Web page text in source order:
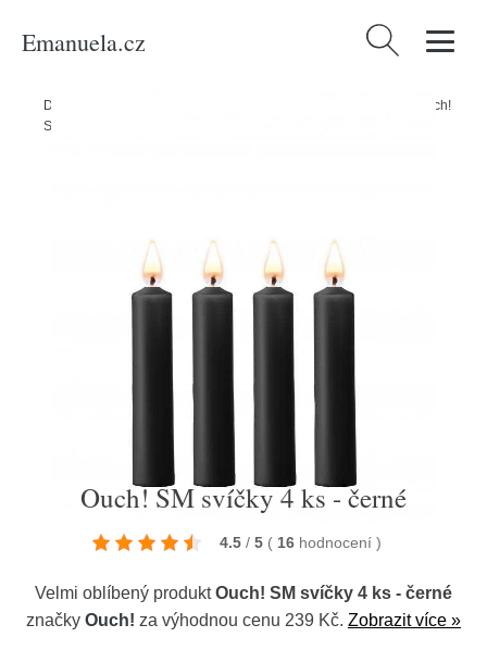
Emanuela.cz Vyhledávání
Domů
Ouch!
SM svíčky 4 ks - černé
Ouch! SM svíčky 4 ks - černé
4.5 / 5 ( 16 hodnocení )
Velmi oblíbený produktOuch! SM svíčky 4 ks - černé
značky Ouch! za výhodnou cenu 239 Kč. Zobrazit více »